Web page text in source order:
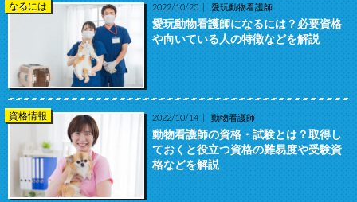
なるには 2022/10/20 愛玩動物看護師
愛玩動物看護師になるには？必要資格
や向いている人の特徴などを解説
資格情報 2022/10/14 動物看護師
動物看護師の資格・試験とは？取得し
ておくと役立つ資格の難易度や受験資
格などを解説